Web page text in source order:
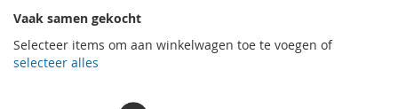
Vaak samen gekocht
Selecteer items om aan winkelwagen toe te voegen of
selecteer alles